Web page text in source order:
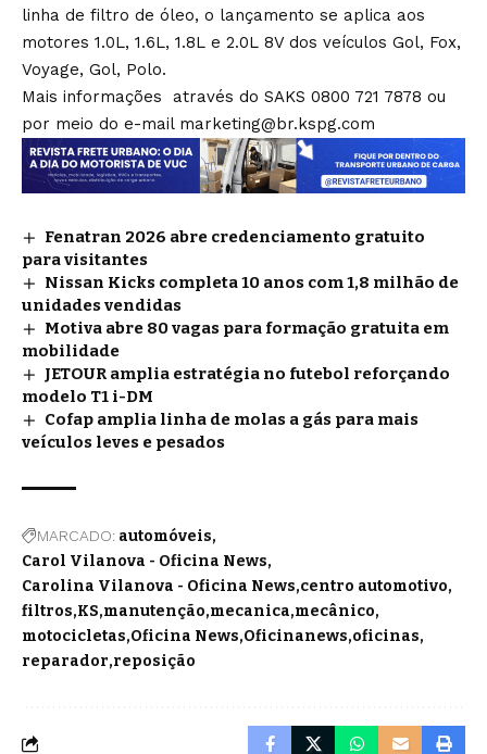
linha de filtro de óleo, o lançamento se aplica aos
motores 1.0L, 1.6L, 1.8L e 2.0L 8V dos veículos Gol, Fox,
Voyage, Gol, Polo.
Mais informações através do SAKS 0800 721 7878 ou
por meio do e-mail marketing@br.kspg.com
Fenatran 2026 abre credenciamento gratuito
para visitantes
Nissan Kicks completa 10 anos com 1,8 milhão de
unidades vendidas
Motiva abre 80 vagas para formação gratuita em
mobilidade
JETOUR amplia estratégia no futebol reforçando
modelo T1 i-DM
Cofap amplia linha de molas a gás para mais
veículos leves e pesados
MARCADO: automóveis
Carol Vilanova - Oficina News
Carolina Vilanova - Oficina News centro automotivo
filtros KS manutenção mecanica mecânico
motocicletas Oficina News Oficinanews oficinas
reparador reposição